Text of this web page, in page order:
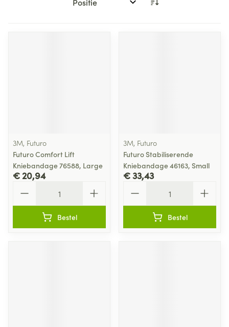
Sorteer op:
3M, Futuro
Futuro Comfort Lift
Kniebandage 76588, Large
€ 20,94
Bestel
3M, Futuro
Futuro Stabiliserende
Kniebandage 46163, Small
€ 33,43
Bestel